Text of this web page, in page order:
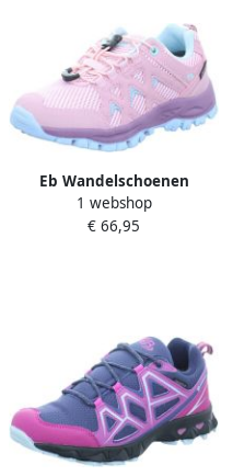
Eb Wandelschoenen
1 webshop
€ 66,95